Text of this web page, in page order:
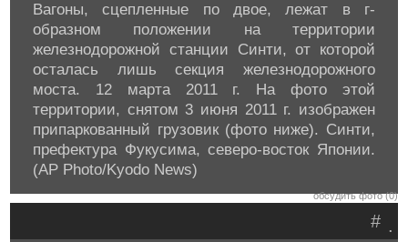
Вагоны, сцепленные по двое, лежат в г-
образном положении на территории
железнодорожной станции Синти, от которой
осталась лишь секция железнодорожного
моста. 12 марта 2011 г. На фото этой
территории, снятом 3 июня 2011 г. изображен
припаркованный грузовик (фото ниже). Синти,
префектура Фукусима, северо-восток Японии.
(AP Photo/Kyodo News)
обсудить фото (0)
.
#